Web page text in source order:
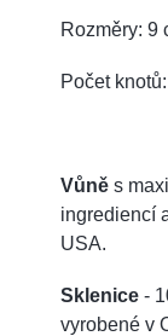
Rozměry: 9
Počet
Vůně s
ingrediencí
USA.
Sklenice -
vyrobené v